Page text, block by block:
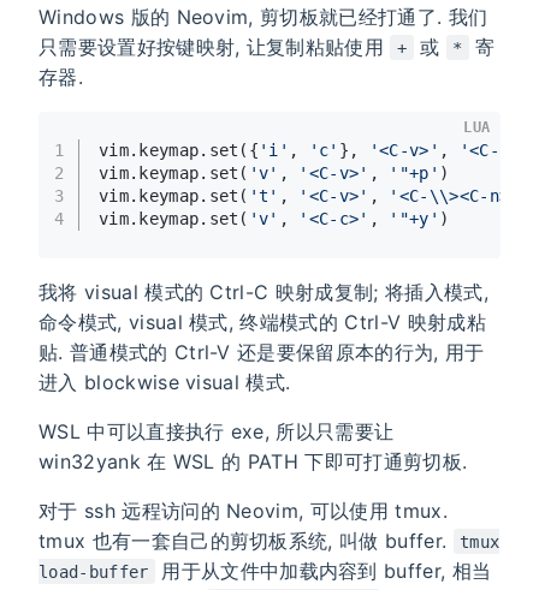
Windows 版的 Neovim, 剪切板就已经打通了. 我们
只需要设置好按键映射, 让复制粘贴使用
+ 或 *
寄
存器.
1
2
3
4
vim.keymap.set({ 'i' , 'c' }, '<C-v>' ,
'<C-r>+'
vim.keymap.set( 'v' , '<C-v>' , '"+p' )
vim.keymap.set( 't' , '<C-v>' ,
'<C-\\><C-
vim.keymap.set( 'v' , '<C-c>' , '"+y' )
LUA
我将 visual 模式的 Ctrl-C 映射成复制; 将插入模式,
命令模式, visual 模式, 终端模式的 Ctrl-V 映射成粘
贴. 普通模式的 Ctrl-V 还是要保留原本的行为, 用于
进入 blockwise visual 模式.
WSL 中可以直接执行 exe, 所以只需要让
win32yank 在 WSL 的 PATH 下即可打通剪切板.
对于 ssh 远程访问的 Neovim, 可以使用 tmux.
tmux 也有一套自己的剪切板系统, 叫做 buffer.
tmux
load-buffer
用于从文件中加载内容到 buffer, 相当